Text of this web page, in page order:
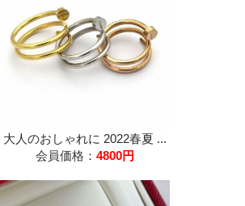
大人のおしゃれに 2022春夏 ...
会員価格： 4800円